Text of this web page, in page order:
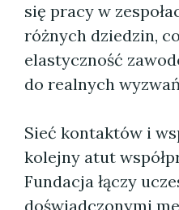
się pracy w
różnych dziedzin,
elastyczność
do realnych
Sieć kontaktów i
kolejny atut
Fundacja łączy
doświadczonymi